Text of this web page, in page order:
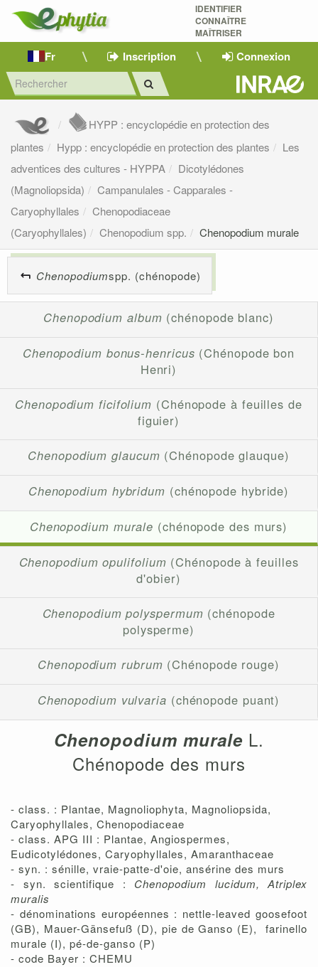
IDENTIFIER
CONNAÎTRE
MAÎTRISER
Fr Inscription Connexion
HYPP : encyclopédie en protection des
plantes
Hypp : encyclopédie en protection des plantes
Les
adventices des cultures - HYPPA
Dicotylédones
(Magnoliopsida)
Campanulales - Capparales -
Caryophyllales
Chenopodiaceae
(Caryophyllales)
Chenopodium spp. Chenopodium murale
Chenopodiumspp. (chénopode)
Chenopodium album (chénopode blanc)
Chenopodium bonus-henricus (Chénopode bon
Henri)
Chenopodium ficifolium (Chénopode à feuilles de
figuier)
Chenopodium glaucum (Chénopode glauque)
Chenopodium hybridum (chénopode hybride)
Chenopodium murale (chénopode des murs)
Chenopodium opulifolium (Chénopode à feuilles
d'obier)
Chenopodium polyspermum (chénopode
polysperme)
Chenopodium rubrum (Chénopode rouge)
Chenopodium vulvaria (chénopode puant)
Chenopodium murale L.
Chénopode des murs
- class. : Plantae, Magnoliophyta, Magnoliopsida,
Caryophyllales, Chenopodiaceae
- class. APG III : Plantae, Angiospermes,
Eudicotylédones, Caryophyllales, Amaranthaceae
- syn. : sénille, vraie-patte-d'oie, ansérine des murs
- syn. scientifique : Chenopodium lucidum, Atriplex
muralis
- dénominations européennes : nettle-leaved goosefoot
(GB), Mauer-Gänsefuß (D), pie de Ganso (E), farinello
murale (I), pé-de-ganso (P)
- code Bayer : CHEMU